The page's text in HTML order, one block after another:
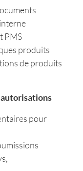
PMS
produits
de produits
autorisations
pour